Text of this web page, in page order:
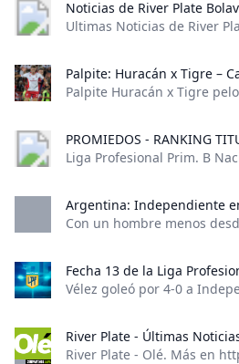
Copas Nacionales
Ranking Titulos
B Metro
Federal A
Prom. Amateur
Reserva
Ranking Copas Int
Mundial Clubes
Sudamericana
+Copas Conmebol
Europa League
PROMIEDOS - RANKING